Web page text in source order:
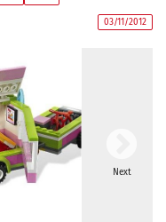
03/11/2012
Next